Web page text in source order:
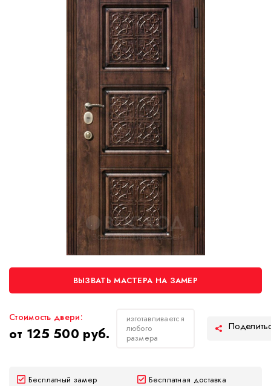
ВЫЗВАТЬ МАСТЕРА НА ЗАМЕР
Стоимость двери:
от 125 500 руб.
изготавливается
любого
размера
Бесплатный замер
Бесплатная доставка